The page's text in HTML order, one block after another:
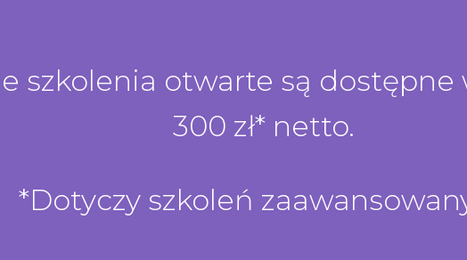
szkolenia otwarte są dostępne
300 zł* netto.
*Dotyczy szkoleń